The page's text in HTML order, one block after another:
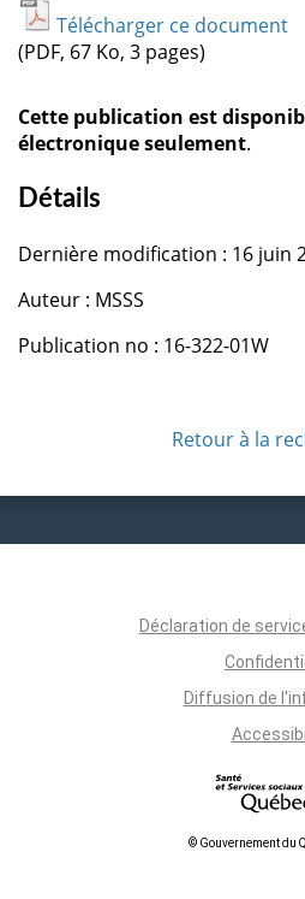
Télécharger ce document
(PDF, 67 Ko, 3 pages)
Cette publication est
électronique seulement.
Détails
Dernière modification : 16 juin
Auteur : MSSS
Publication no : 16-322-01W
Retour à la
Déclaration de
Diffusion de
© Gouvernement du